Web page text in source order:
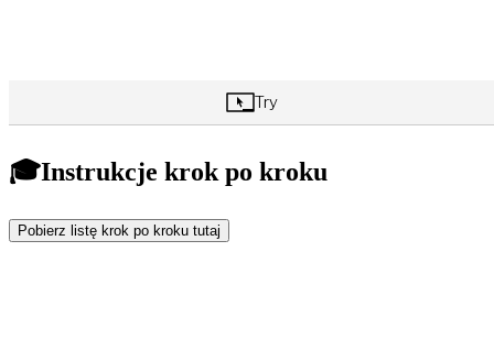
🎓Instrukcje krok po kroku
Pobierz listę krok po kroku tutaj